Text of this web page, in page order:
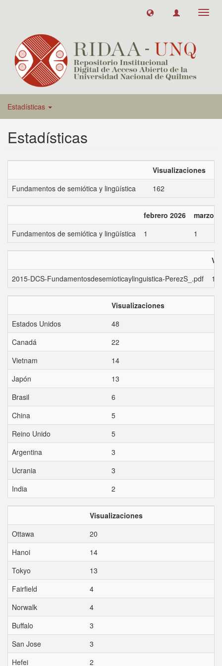
Estadísticas
Estadísticas
Visualizaciones
Fundamentos de semiótica y lingüística
162
febrero 2026
marzo
Fundamentos de semiótica y lingüística
1 1
2015-DCS-Fundamentosdesemioticaylinguistica-PerezS_.pdf
Visualizaciones
Estados Unidos
48
Canadá
22
Vietnam
14
Japón
13
Brasil
6
China
5
Reino Unido
5
Argentina
3
Ucrania
3
India
2
Visualizaciones
Ottawa
20
Hanoi
14
Tokyo
13
Fairfield
4
Norwalk
4
Buffalo
3
San Jose
3
Hefei
2